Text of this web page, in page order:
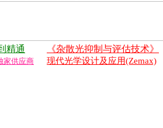
精通 《杂散光抑制与评估技术》
家供应商 现代光学设计及应用(Zemax)